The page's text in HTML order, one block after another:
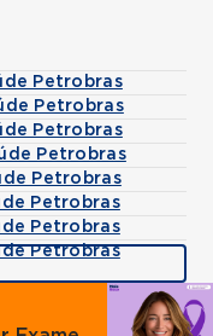
Petrobras
Petrobras
Petrobras
Petrobras
Petrobras
Petrobras
Petrobras
Petrobras
Agende